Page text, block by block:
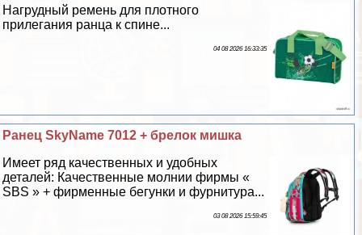
Нагрудный ремень для плотного
прилегания ранца к спине...
04 08 2026 16:33:35
Ранец SkyName 7012 + брелок мишка
Имеет ряд качественных и удобных
деталей: Качественные молнии фирмы «
SBS » + фирменные бегунки и фурнитура...
03 08 2026 15:59:45